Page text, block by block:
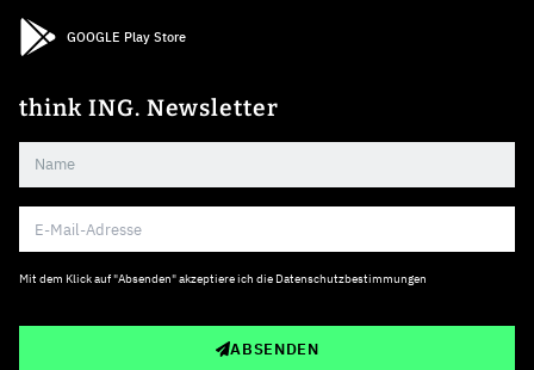
GOOGLE Play Store
think ING. Newsletter
Mit dem Klick auf "Absenden" akzeptiere ich die Datenschutzbestimmungen
ABSENDEN